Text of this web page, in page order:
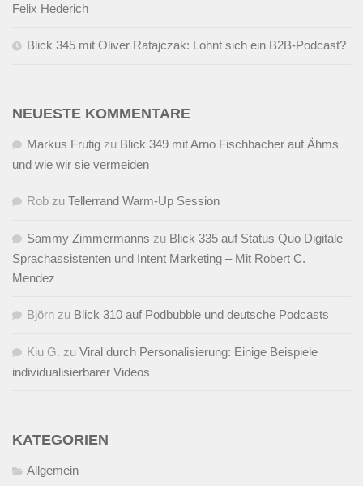
Felix Hederich
Blick 345 mit Oliver Ratajczak: Lohnt sich ein B2B-Podcast?
NEUESTE KOMMENTARE
Markus Frutig zu Blick 349 mit Arno Fischbacher auf Ähms
und wie wir sie vermeiden
Rob zu Tellerrand Warm-Up Session
Sammy Zimmermanns zu Blick 335 auf Status Quo Digitale
Sprachassistenten und Intent Marketing – Mit Robert C.
Mendez
Björn zu Blick 310 auf Podbubble und deutsche Podcasts
Kiu G. zu Viral durch Personalisierung: Einige Beispiele
individualisierbarer Videos
KATEGORIEN
Allgemein